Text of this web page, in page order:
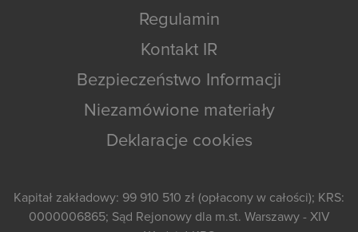
Regulamin
Kontakt IR
Bezpieczeństwo Informacji
Niezamówione materiały
Deklaracje cookies
Kapitał zakładowy: 99 910 510 zł (opłacony w całości); KRS:
0000006865; Sąd Rejonowy dla m.st. Warszawy - XIV